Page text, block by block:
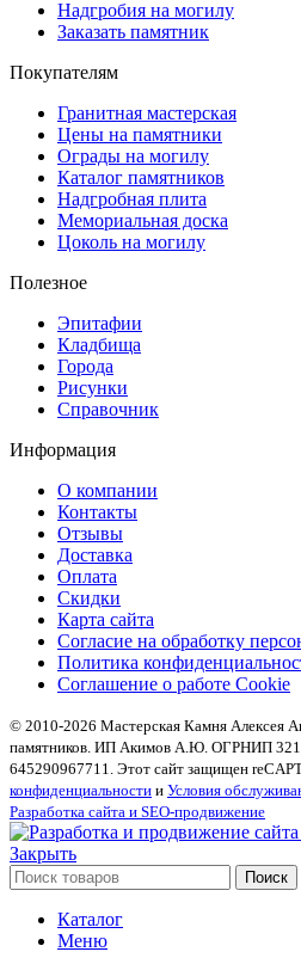
Надгробия на могилу
Заказать памятник
Покупателям
Гранитная мастерская
Цены на памятники
Ограды на могилу
Каталог памятников
Надгробная плита
Мемориальная доска
Цоколь на могилу
Полезное
Эпитафии
Кладбища
Города
Рисунки
Справочник
Информация
О компании
Контакты
Отзывы
Доставка
Оплата
Скидки
Карта сайта
Согласие на обработку
Политика
Соглашение о работе Cookie
© 2010-2026 Мастерская Камня Алексея
памятников. ИП Акимов А.Ю. ОГРНИП
645290967711. Этот сайт защищен
конфиденциальности и Условия
Разработка сайта и SEO-продвижение
Закрыть
Поиск
Каталог
Меню